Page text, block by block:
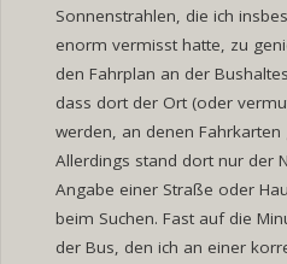
Sonnenstrahlen, die ich
enorm vermisst hatte, zu
den Fahrplan an der
dass dort der Ort (oder
werden, an denen
Allerdings stand dort nur der
Angabe einer Straße oder
beim Suchen. Fast auf die
der Bus, den ich an einer